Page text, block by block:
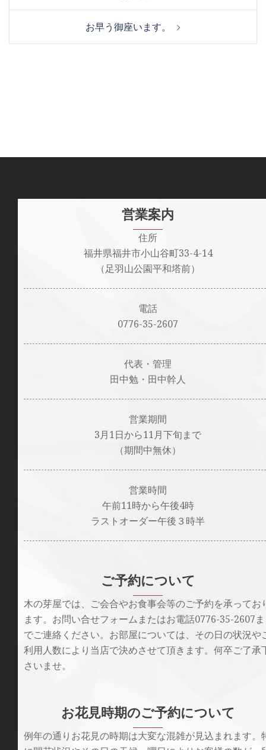
ー
お早う御座います。
営業案内
住所
福井県福井市小山谷町33-4-14
（足羽山公園平和塔前）
電話
0776-35-2607
代表・管理
田中勉・田中幹人
営業期間
3月1日から11月下旬まで
（期間中無休）
営業時間
午前11時から午後4時
ラストオーダー午後３時半
ご予約について
木の芽屋では、ご会合やお食事会等のご予約を承ってお
ます。お問い合せフォームまたはお電話0776-35-2607ま
でご連絡ください。お部屋については、その日の状況や
利用人数により当店で決めさせて頂きます。何卒ご了承
さいませ。
お花見時期のご予約について
例年の通りお花見の時期は大変な混雑が見込まれます。